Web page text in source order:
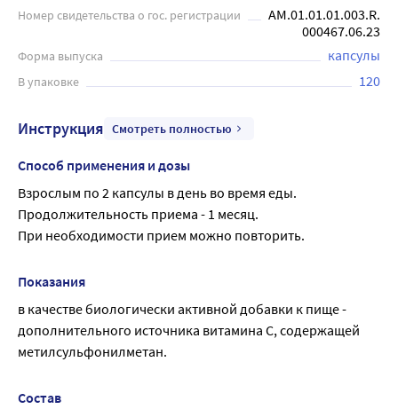
Номер свидетельства о гос. регистрации
AM.01.01.01.003.R.
000467.06.23
Форма выпуска капсулы
В упаковке 120
Инструкция Смотреть полностью
Способ применения и дозы
Взрослым по 2 капсулы в день во время еды.
Продолжительность приема - 1 месяц.
При необходимости прием можно повторить.
Показания
в качестве биологически активной добавки к пище -
дополнительного источника витамина С, содержащей
метилсульфонилметан.
Состав